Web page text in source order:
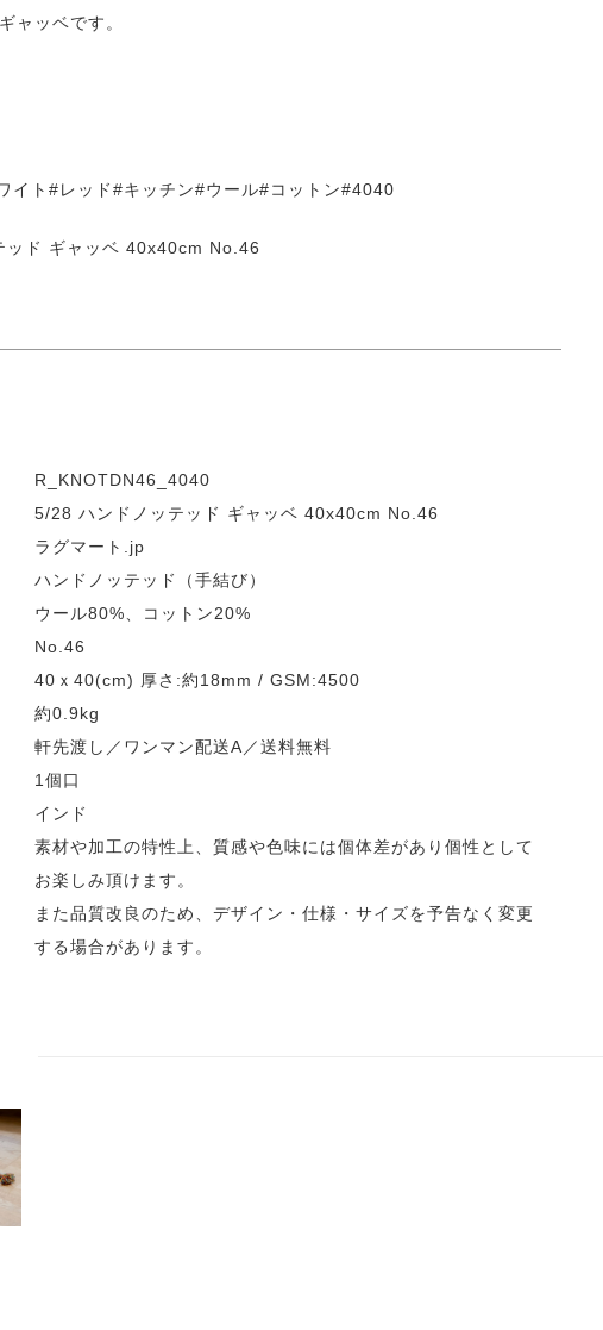
ャッベです。
イト#レッド#キッチン#ウール#コットン#4040
ッド ギャッベ 40x40cm No.46
R_KNOTDN46_4040
5/28 ハンドノッテッド ギャッベ 40x40cm No.46
ラグマート.jp
ハンドノッテッド（手結び）
ウール80%、コットン20%
No.46
40ｘ40(cm) 厚さ:約18mm / GSM:4500
約0.9kg
軒先渡し／ワンマン配送A／送料無料
1個口
インド
素材や加工の特性上、質感や色味には個体差があり個性として
お楽しみ頂けます。
また品質改良のため、デザイン・仕様・サイズを予告なく変更
する場合があります。